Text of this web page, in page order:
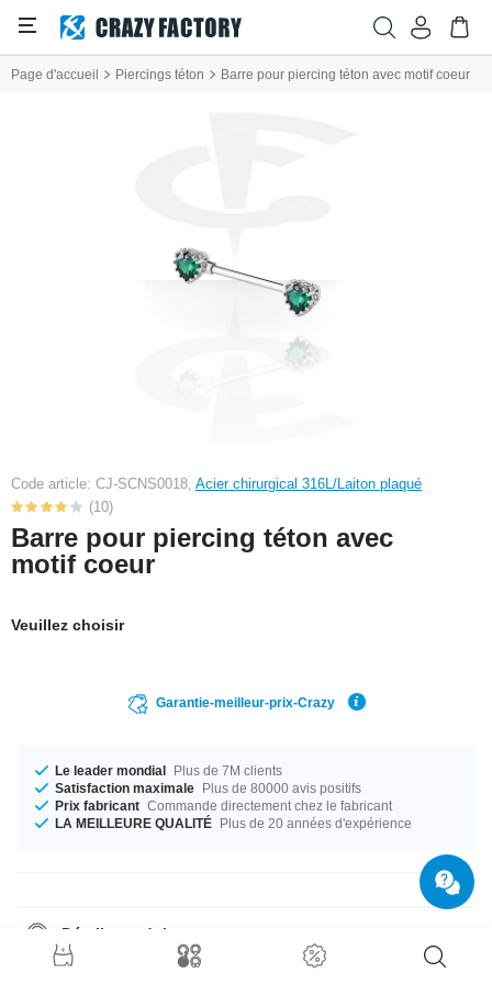
Page d'accueil Piercings téton Barre pour piercing téton avec motif coeur
Code article: CJ-SCNS0018, Acier chirurgical 316L/Laiton plaqué
(10)
Barre pour piercing téton avec
motif coeur
Veuillez choisir
Garantie-meilleur-prix-Crazy
Le leader mondial Plus de 7M clients
Satisfaction maximale Plus de 80000 avis positifs
Prix fabricant Commande directement chez le fabricant
LA MEILLEURE QUALITÉ Plus de 20 années d'expérience
Détails produit
Le parfait compagnon pour toutes les occasions... disponible en calibre